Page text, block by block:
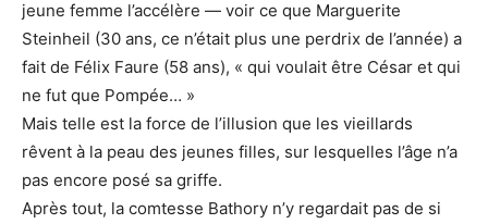
jeune femme l’accélère — voir ce que Marguerite
Steinheil (30 ans, ce n’était plus une perdrix de l’année) a
fait de Félix Faure (58 ans), « qui voulait être César et qui
ne fut que Pompée… »
Mais telle est la force de l’illusion que les vieillards
rêvent à la peau des jeunes filles, sur lesquelles l’âge n’a
pas encore posé sa griffe.
Après tout, la comtesse Bathory n’y regardait pas de si